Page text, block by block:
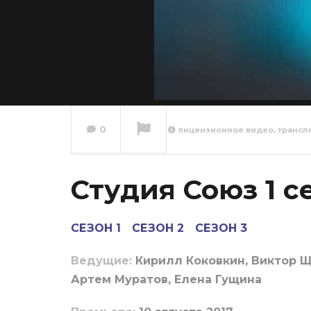
Сейчас вы смотрите
сезон
0 лицензионное видео,
Студия Союз 1
СЕЗОН 1 СЕЗОН 2 СЕЗОН 3
Ведущие: Кирилл Коковкин, Виктор
Артем Муратов, Елена Гущина